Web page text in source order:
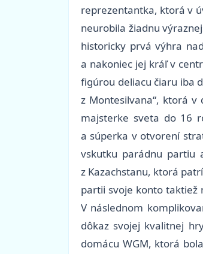
reprezentantka, ktorá v
neurobila žiadnu
historicky prvá výhra
a nakoniec jej kráľ v
figúrou deliacu čiaru iba
z Montesilvana“, ktorá
majsterke sveta do 16
a súperka v otvorení
vskutku parádnu partiu
z Kazachstanu, ktorá
partii svoje konto taktiež
V následnom
dôkaz svojej kvalitnej
domácu WGM, ktorá